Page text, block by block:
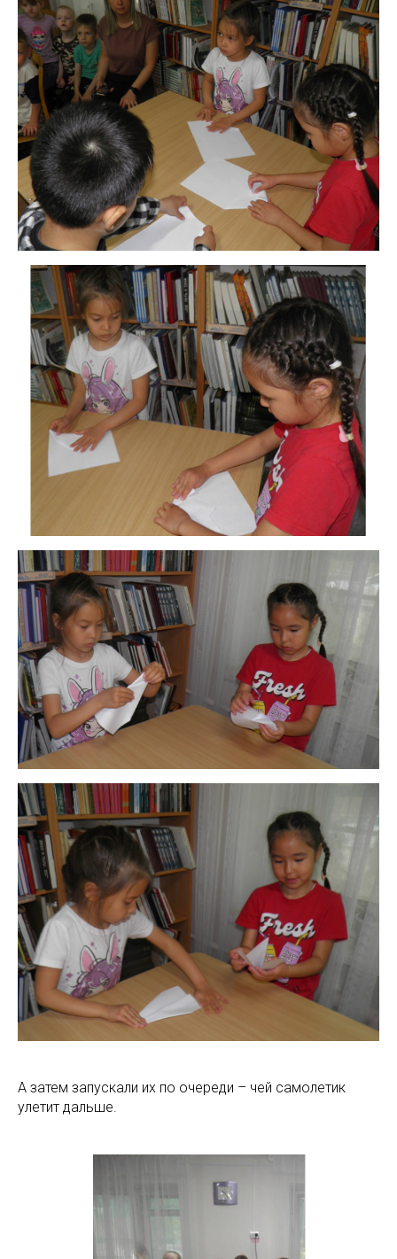
А затем запускали их по очереди – чей самолетик
улетит дальше.